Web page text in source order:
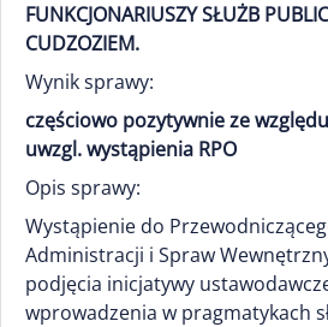
FUNKCJONARIUSZY SŁUŻB
CUDZOZIEM.
Wynik sprawy:
częściowo pozytywnie ze
uwzgl. wystąpienia RPO
Opis sprawy:
Wystąpienie do
Administracji i Spraw
podjęcia inicjatywy
wprowadzenia w pragmatykach